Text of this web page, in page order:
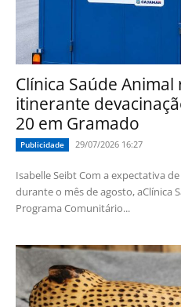
Clínica Saúde
itinerante
20 em Gramado
Publicidade 29/07/2026 16:27
Isabelle Seibt Com a expectativa de imunizar mais de 10 mil animais
durante o mês de agosto, aClínica
Programa Comunitário...